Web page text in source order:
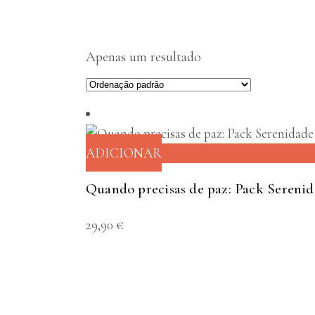
Apenas um resultado
ADICIONAR
Quando precisas de paz: Pack
29,90 €